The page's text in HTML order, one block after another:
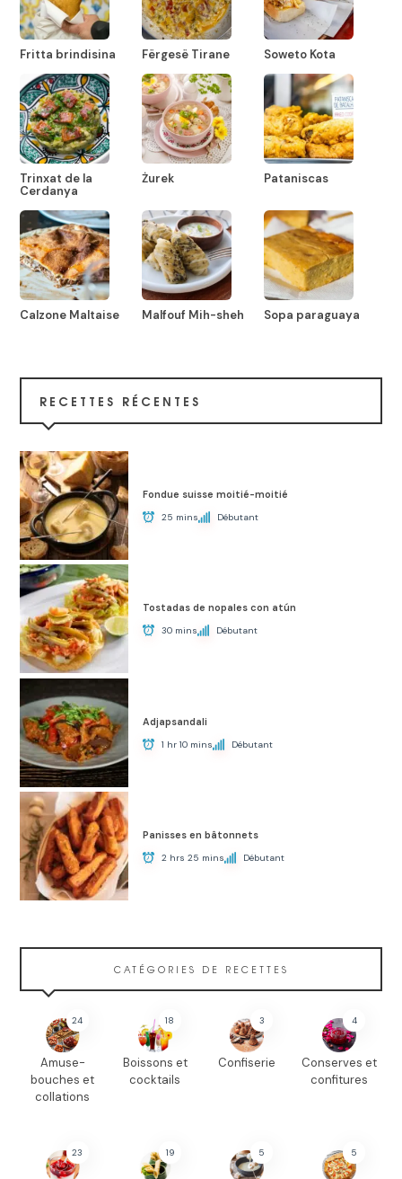
Fritta brindisina Fërgesë Tirane Soweto Kota
Trinxat de la
Cerdanya
Żurek Pataniscas
Calzone Maltaise Malfouf Mih-sheh Sopa paraguaya
RECETTES RÉCENTES
Fondue suisse moitié-moitié
25 mins Débutant
Tostadas de nopales con atún
30 mins Débutant
Adjapsandali
1 hr 10 mins Débutant
Panisses en bâtonnets
2 hrs 25 mins Débutant
CATÉGORIES DE RECETTES
24
Amuse-
bouches et
collations
18
Boissons et
cocktails
3
Confiserie
4
Conserves et
confitures
23 19 5 5